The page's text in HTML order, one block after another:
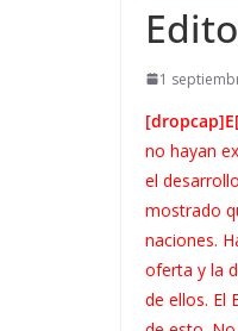
1
no hayan
el
mostrado
naciones.
oferta y la
de ellos. El